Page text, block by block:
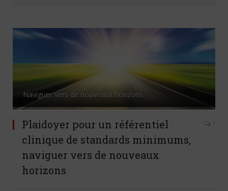
Naviguer vers de nouveaux horizons
Plaidoyer pour un référentiel
clinique de standards minimums,
naviguer vers de nouveaux
horizons
1